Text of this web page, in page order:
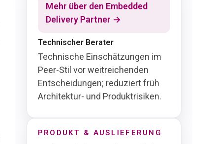
Mehr über den Embedded
Delivery Partner →
Technischer Berater
Technische Einschätzungen im
Peer-Stil vor weitreichenden
Entscheidungen; reduziert früh
Architektur- und Produktrisiken.
PRODUKT & AUSLIEFERUNG